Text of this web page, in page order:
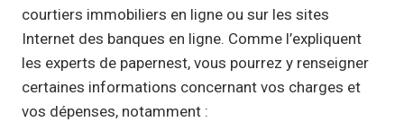
courtiers immobiliers en ligne ou sur les sites
Internet des banques en ligne. Comme l’expliquent
les experts de papernest, vous pourrez y renseigner
certaines informations concernant vos charges et
vos dépenses, notamment :